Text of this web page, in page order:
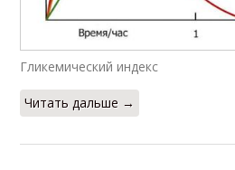
Гликемический индекс
Читать дальше →